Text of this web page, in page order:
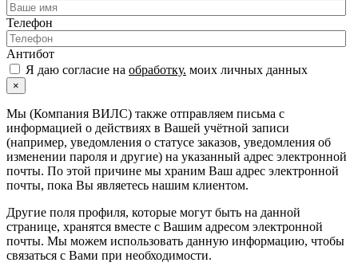
Телефон
Антибот
Я даю согласие на обработку. моих личных данных
×
Мы (Компания ВИЛС) также отправляем письма с
информацией о действиях в Вашей учётной записи
(например, уведомления о статусе заказов, уведомления об
изменении пароля и другие) на указанный адрес электронной
почты. По этой причине мы храним Ваш адрес электронной
почты, пока Вы являетесь нашим клиентом.
Другие поля профиля, которые могут быть на данной
странице, хранятся вместе с Вашим адресом электронной
почты. Мы можем использовать данную информацию, чтобы
связаться с Вами при необходимости.